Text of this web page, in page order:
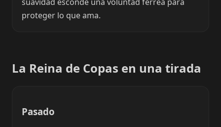
proteger lo que ama.
La Reina de Copas en una tirada
Pasado